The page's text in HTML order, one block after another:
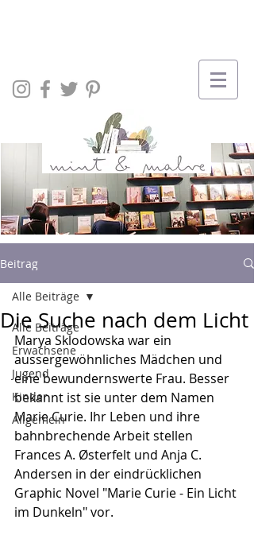
Beitrag
Alle Beiträge
Erwachsene
Jugend
Kinder
Allgemein
Alle Beiträge
Die Suche nach dem Licht
Marya Sklodowska war ein
aussergewöhnliches Mädchen und
eine bewundernswerte Frau. Besser
bekannt ist sie unter dem Namen
Marie Curie. Ihr Leben und ihre
bahnbrechende Arbeit stellen
Frances A. Østerfelt und Anja C.
Andersen in der eindrücklichen
Graphic Novel "Marie Curie - Ein Licht
im Dunkeln" vor.